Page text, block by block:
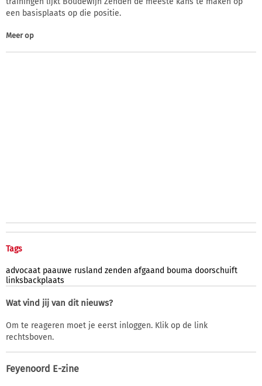
een basisplaats op die positie.
Meer op
Tags
advocaat paauwe rusland zenden afgaand bouma doorschuift
linksbackplaats
Wat vind jij van dit nieuws?
Om te reageren moet je eerst inloggen. Klik op de link
rechtsboven.
Feyenoord E-zine